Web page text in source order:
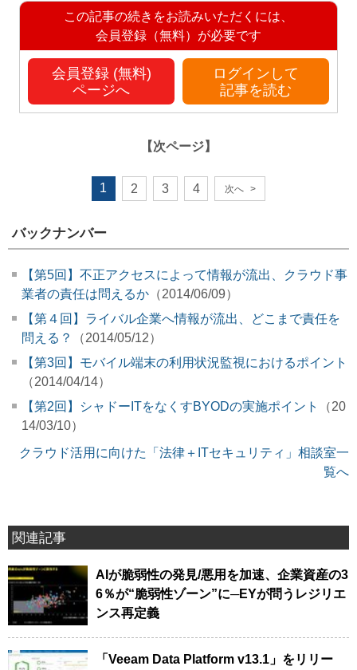
この記事の続きをお読みいただくには、
会員登録（無料）が必要です
会員登録 (無料)
ページへ
ログインして
記事を読む
【次ページ】
1 2 3 4 次へ >
バックナンバー
【第5回】不正アクセスによって情報が流出、クラウド事
業者の責任は問えるか （2014/06/09）
【第４回】ライバル企業へ情報が流出、どこまで責任を
問える？
（2014/05/12）
【第3回】モバイル端末の利用状況監視におけるポイント
（2014/04/14）
【第2回】シャドーITをなくすBYODの実施ポイント
（20
14/03/10）
クラウド活用に向けた「法律＋ITセキュリティ」相談室一
覧へ
関連記事
AIが脆弱性の発見/悪用を加速、企業資産の3
6％が“脆弱性ゾーン”に─EYが問うレジリエ
ンス再定義
「Veeam Data Platform v13.1」をリリー